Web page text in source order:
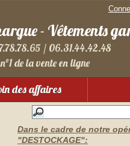
- Vêtements
/ 06.31.44.42.48
n°1 de la vente en ligne
des affaires
Dans le cadre de notre
"DESTOCKAGE":